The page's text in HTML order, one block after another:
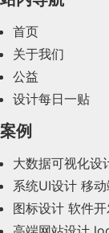
2024年2月
2023年10月
首页
关于我们
公益
设计每日一贴
案例
大数据可视化设
系统UI设计 移
图标设计 软件